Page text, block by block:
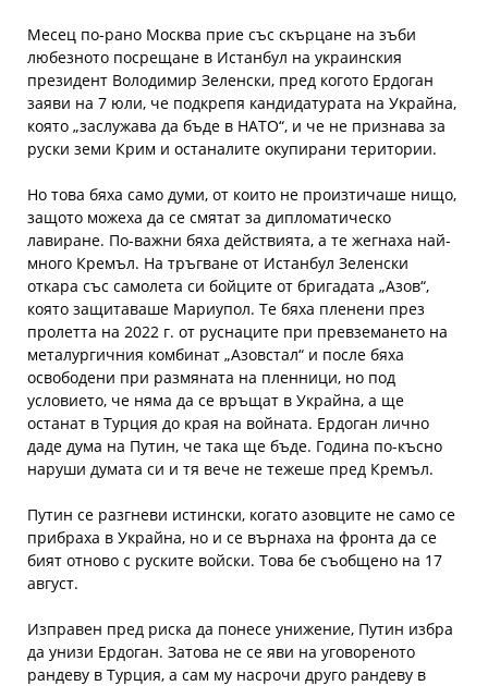
Месец по-рано Москва прие със скърцане на зъби
любезното посрещане в Истанбул на украинския
президент Володимир Зеленски, пред когото Ердоган
заяви на 7 юли, че подкрепя кандидатурата на Украйна,
която „заслужава да бъде в НАТО“, и че не признава за
руски земи Крим и останалите окупирани територии.
Но това бяха само думи, от които не произтичаше нищо,
защото можеха да се смятат за дипломатическо
лавиране. По-важни бяха действията, а те жегнаха най-
много Кремъл. На тръгване от Истанбул Зеленски
откара със самолета си бойците от бригадата „Азов“,
която защитаваше Мариупол. Те бяха пленени през
пролетта на 2022 г. от руснаците при превземането на
металургичния комбинат „Азовстал“ и после бяха
освободени при размяната на пленници, но под
условието, че няма да се връщат в Украйна, а ще
останат в Турция до края на войната. Ердоган лично
даде дума на Путин, че така ще бъде. Година по-късно
наруши думата си и тя вече не тежеше пред Кремъл.
Путин се разгневи истински, когато азовците не само се
прибраха в Украйна, но и се върнаха на фронта да се
бият отново с руските войски. Това бе съобщено на 17
август.
Изправен пред риска да понесе унижение, Путин избра
да унизи Ердоган. Затова не се яви на уговореното
рандеву в Турция, а сам му насрочи друго рандеву в